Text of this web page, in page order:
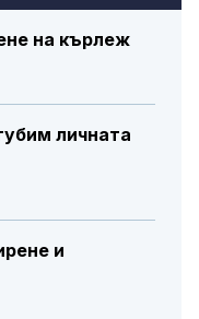
на кърлеж
личната
и